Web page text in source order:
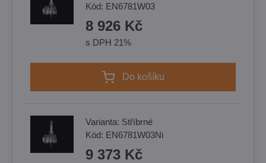
Kód: EN6781W03
8 926 Kč
s DPH 21%
Do košíku
Varianta: Stříbrné
Kód: EN6781W03Ni
9 373 Kč